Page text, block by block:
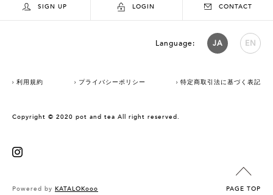
SIGN UP LOGIN CONTACT
Language: JA EN
利用規約 プライバシーポリシー 特定商取引法に基づく表記
Copyright © 2020 pot and tea All right reserved.
Powered by KATALOKooo PAGE TOP